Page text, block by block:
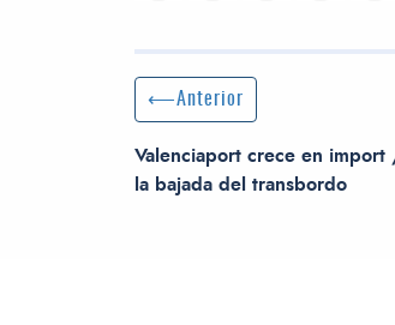
Navegación de
Entrada anterior:
Anterior
Valenciaport crece en
la bajada del transbordo